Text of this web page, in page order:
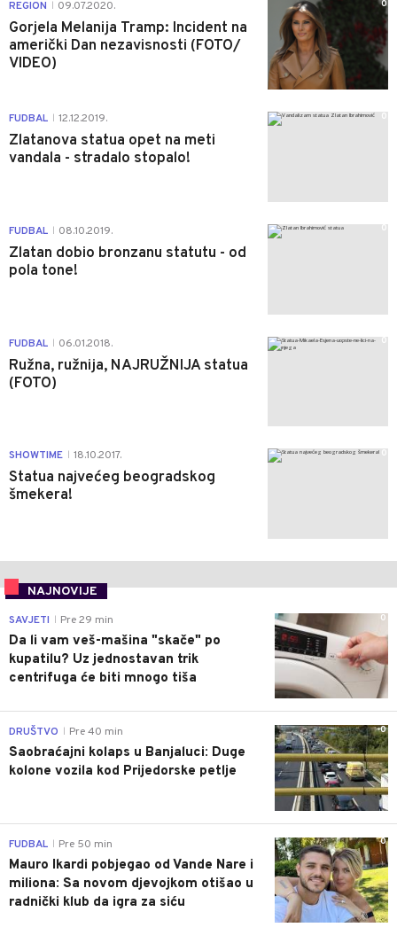
REGION 09.07.2020.
Gorjela Melanija Tramp: Incident na
američki Dan nezavisnosti (FOTO/
VIDEO)
0
FUDBAL 12.12.2019.
Zlatanova statua opet na meti
vandala - stradalo stopalo!
0
FUDBAL 08.10.2019.
Zlatan dobio bronzanu statutu - od
pola tone!
0
FUDBAL 06.01.2018.
Ružna, ružnija, NAJRUŽNIJA statua
(FOTO)
0
SHOWTIME 18.10.2017.
Statua najvećeg beogradskog
šmekera!
0
NAJNOVIJE
0
SAVJETI Pre 29 min
Da li vam veš-mašina "skače" po
kupatilu? Uz jednostavan trik
centrifuga će biti mnogo tiša
0
DRUŠTVO Pre 40 min
Saobraćajni kolaps u Banjaluci: Duge
kolone vozila kod Prijedorske petlje
0
FUDBAL Pre 50 min
Mauro Ikardi pobjegao od Vande Nare i
miliona: Sa novom djevojkom otišao u
radnički klub da igra za siću